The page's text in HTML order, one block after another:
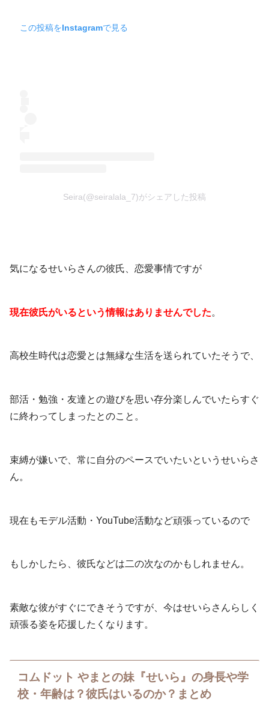
この投稿をInstagramで見る
Seira(@seiralala_7)がシェアした投稿
気になるせいらさんの彼氏、恋愛事情ですが
現在彼氏がいるという情報はありませんでした。
高校生時代は恋愛とは無縁な生活を送られていたそうで、
部活・勉強・友達との遊びを思い存分楽しんでいたらすぐ
に終わってしまったとのこと。
束縛が嫌いで、常に自分のペースでいたいというせいらさ
ん。
現在もモデル活動・YouTube活動など頑張っているので
もしかしたら、彼氏などは二の次なのかもしれません。
素敵な彼がすぐにできそうですが、今はせいらさんらしく
頑張る姿を応援したくなります。
コムドット やまとの妹『せいら』の身長や学
校・年齢は？彼氏はいるのか？まとめ